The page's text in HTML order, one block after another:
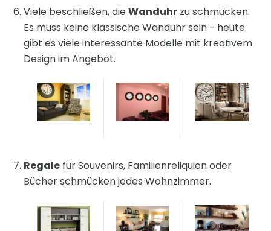
Viele beschließen, dieWanduhr zu schmücken.
Es muss keine klassische Wanduhr sein - heute
gibt es viele interessante Modelle mit kreativem
Design im Angebot.
Regale für Souvenirs, Familienreliquien oder
Bücher schmücken jedes Wohnzimmer.